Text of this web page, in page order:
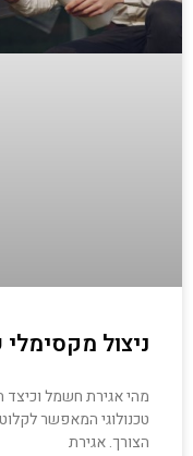
ניצול מקסימלי
מהי אגירת חשמל
טכנולוגי המאפשר
הצורך. אגירת